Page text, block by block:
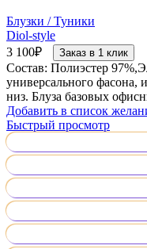
Блузки / Туники
Diol-style
3 100₽ Заказ в 1 клик
Состав: Полиэстер
универсального фасона,
низ. Блуза базовых
Добавить в список
Быстрый просмотр